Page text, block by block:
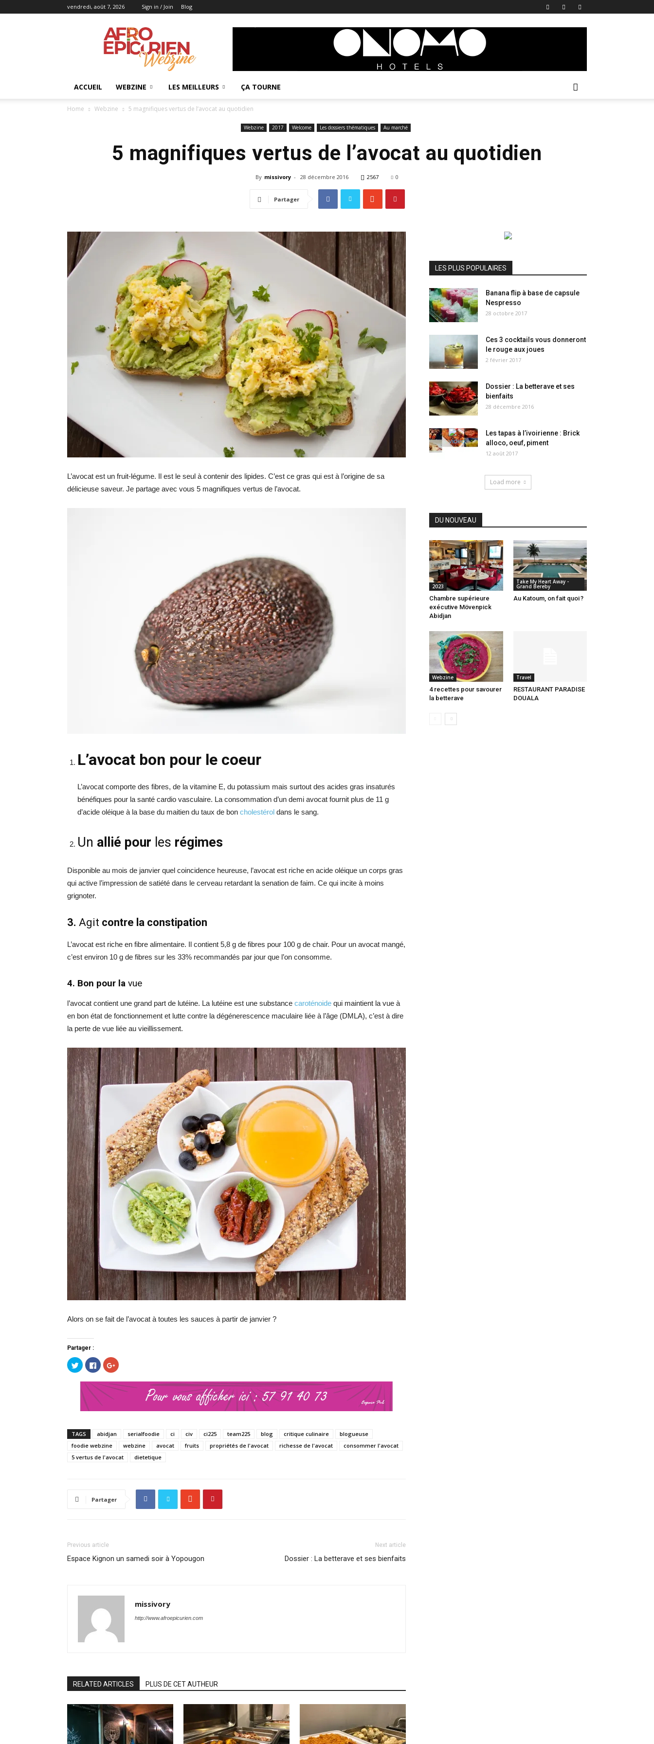
vendredi, août 7, 2026 Sign in / Join Blog
AFRO
EPICURIEN
ACCUEIL WEBZINE LES MEILLEURS ÇA TOURNE
Home Webzine 5 magnifiques vertus de l’avocat au quotidien
Webzine 2017 Welcome Les dossiers thématiques Au marché
5 magnifiques vertus de l’avocat au quotidien
By missivory - 28 décembre 2016 2567 0
Partager
L’avocat est un fruit-légume. Il est le seul à contenir des lipides. C’est ce gras qui est à l’origine de sa
délicieuse saveur. Je partage avec vous 5 magnifiques vertus de l’avocat.
L’avocat bon pour le coeur
L’avocat comporte des fibres, de la vitamine E, du potassium mais surtout des acides gras insaturés
bénéfiques pour la santé cardio vasculaire. La consommation d’un demi avocat fournit plus de 11 g
d’acide oléique à la base du maitien du taux de bon cholestérol dans le sang.
Un allié pour les régimes
Disponible au mois de janvier quel coincidence heureuse, l’avocat est riche en acide oléique un corps gras
qui active l’impression de satiété dans le cerveau retardant la senation de faim. Ce qui incite à moins
grignoter.
3. Agit contre la constipation
L’avocat est riche en fibre alimentaire. Il contient 5,8 g de fibres pour 100 g de chair. Pour un avocat mangé,
c’est environ 10 g de fibres sur les 33% recommandés par jour que l’on consomme.
4. Bon pour la vue
l’avocat contient une grand part de lutéine. La lutéine est une substance caroténoide qui maintient la vue à
en bon état de fonctionnement et lutte contre la dégénerescence maculaire liée à l’âge (DMLA), c’est à dire
la perte de vue liée au vieillissement.
Alors on se fait de l’avocat à toutes les sauces à partir de janvier ?
Partager :
Cliquez
pour
partager
sur
Twitter(ouvre
dans
une
nouvelle
fenêtre)
Cliquez
pour
partager
sur
Facebook(ouvre
dans
une
nouvelle
fenêtre)
Cliquez
pour
sur
Google+
(ouvre
nouvelle
TAGS abidjan serialfoodie ci civ ci225 team225 blog critique culinaire
blogueuse
foodie webzine
webzine avocat fruits propriétés de l'avocat richesse de l'avocat
consommer l'avocat
5 vertus de l'avocat
dietetique
Partager
Previous article
Espace Kignon un samedi soir à Yopougon
Next article
Dossier : La betterave et ses bienfaits
missivory
http://www.afroepicurien.com
RELATED ARTICLES PLUS DE CET AUTHEUR
LES PLUS POPULAIRES
Banana flip à base de capsule
Nespresso
28 octobre 2017
Ces 3 cocktails vous donneront
le rouge aux joues
2 février 2017
Dossier : La betterave et ses
bienfaits
28 décembre 2016
Les tapas à l’ivoirienne : Brick
alloco, oeuf, piment
12 août 2017
Load more
DU NOUVEAU
2023
Chambre supérieure
exécutive Mövenpick
Abidjan
Take My Heart Away -
Grand Bereby
Au Katoum, on fait quoi ?
Webzine
4 recettes pour savourer
la betterave
Travel
RESTAURANT PARADISE
DOUALA